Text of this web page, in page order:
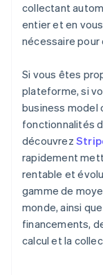
collectant
entier et en
nécessaire
Si vous êtes
plateforme, si
business model
fonctionnalités
découvrez
rapidement
rentable et
gamme de
monde, ainsi
financements,
calcul et la